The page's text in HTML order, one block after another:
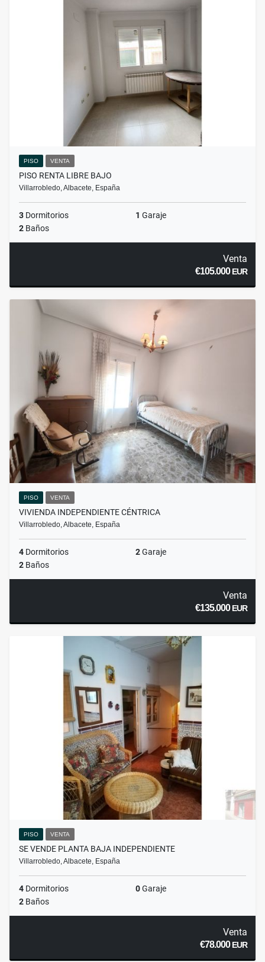
PISO VENTA
PISO RENTA LIBRE BAJO
Villarrobledo, Albacete, España
3 Dormitorios 1 Garaje
2 Baños
Venta
€105.000EUR
PISO VENTA
VIVIENDA INDEPENDIENTE CÉNTRICA
Villarrobledo, Albacete, España
4 Dormitorios 2Garaje
2 Baños
Venta
€135.000EUR
PISO VENTA
SE VENDE PLANTA BAJA INDEPENDIENTE
Villarrobledo, Albacete, España
4 Dormitorios 0Garaje
2 Baños
Venta
€78.000EUR